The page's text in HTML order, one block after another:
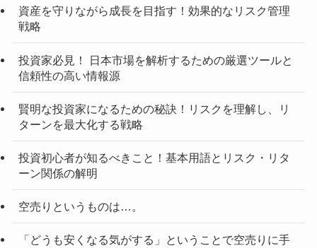
資産を守りながら成長を目指す！効果的なリスク管理
戦略
投資家必見！ 日本市場を解析するための厳選ツールと
信頼性の高い情報源
賢明な投資家になるための秘訣！リスクを理解し、リ
ターンを最大化する戦略
投資初心者が知るべきこと！基本用語とリスク・リタ
ーン関係の解明
空売りというものは…。
「どうも安くなる気がする」ということで空売りに手